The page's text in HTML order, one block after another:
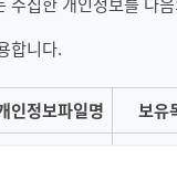
소관업무 수행의 목적으
소한으로 개인정보를
적 외 용도로는 이용되
또는 교육 수강 계약
재, 소비자 분쟁 관련
년간 별도로 보관합니
합니다.
인정보파일명 보유